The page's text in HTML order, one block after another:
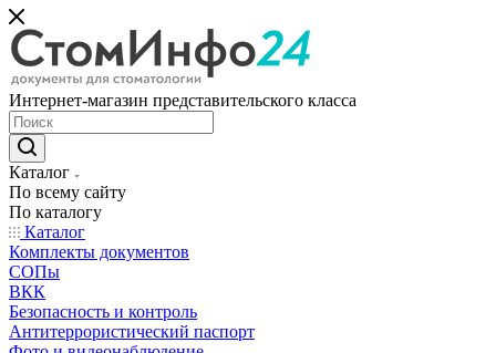
Интернет-магазин представительского класса
Каталог
По всему сайту
По каталогу
Каталог
Комплекты документов
СОПы
ВКК
Безопасность и контроль
Антитеррористический паспорт